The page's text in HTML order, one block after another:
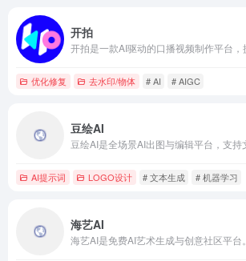
开拍
优化修复 去水印/物体 # AI # AIGC
豆绘AI
AI提示词 LOGO设计 # 文本生成 # 机器学习
海艺AI
海艺AI是免费AI艺术生成与创意社区平台。